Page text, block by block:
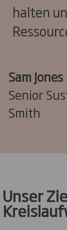
halten
Sam Jones
Senior
Smith
Unser